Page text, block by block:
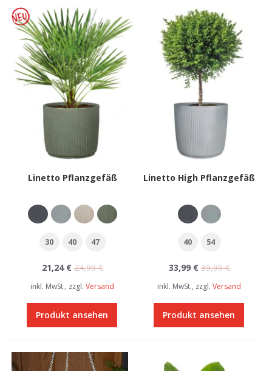
Linetto Pflanzgefäß
30 40 47
21,24 € 24,99 €
inkl. MwSt., zzgl.Versand
Produkt ansehen
Linetto High Pflanzgefäß
40 54
33,99 € 39,99 €
inkl. MwSt., zzgl.Versand
Produkt ansehen